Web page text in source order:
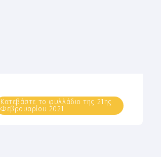
Κατεβάστε το φυλλάδιο της 21ης
Φεβρουαρίου 2021